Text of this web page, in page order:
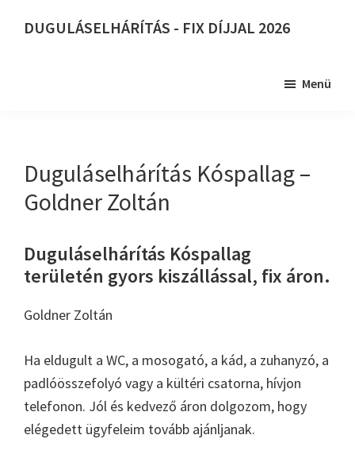
DUGULÁSELHÁRÍTÁS - FIX DÍJJAL 2026
Menü
Duguláselhárítás Kóspallag –
Goldner Zoltán
Duguláselhárítás Kóspallag
területén gyors kiszállással, fix áron.
Goldner Zoltán
Ha eldugult a WC, a mosogató, a kád, a zuhanyzó, a
padlóösszefolyó vagy a kültéri csatorna, hívjon
telefonon. Jól és kedvező áron dolgozom, hogy
elégedett ügyfeleim tovább ajánljanak.